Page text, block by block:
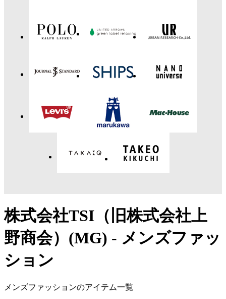
株式会社TSI（旧株式会社上
野商会）(MG) - メンズファッ
ション
メンズファッションのアイテム一覧